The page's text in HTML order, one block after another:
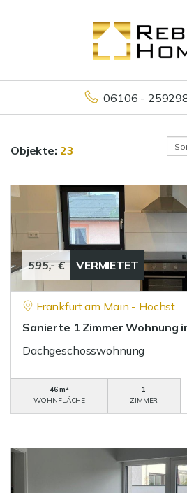
06106 -
Objekte: 23
595,- € VERMIETET
Frankfurt am Main - Höchst
Sanierte 1 Zimmer Wohnung
Dachgeschosswohnung
46 m²
WOHNFLÄCHE
1
ZIMMER